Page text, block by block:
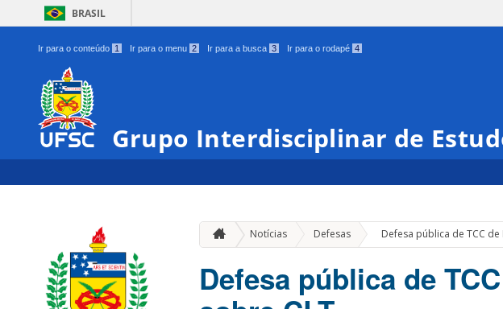
BRASIL
Ir para o conteúdo 1 Ir para o menu 2 Ir para a busca 3 Ir para o rodapé 4
Grupo Interdisciplinar de
Notícias Defesas » Defesa pública de TCC
Defesa pública de